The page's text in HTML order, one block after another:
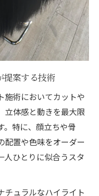
を防ぐケア方法
室おすすめヘアケ
しさをキープする
提案する技術
施術においてカットや
立体感と動きを最大限
。特に、顔立ちや骨
配置や色味をオーダー
人ひとりに似合うスタ
チュラルなハイライト